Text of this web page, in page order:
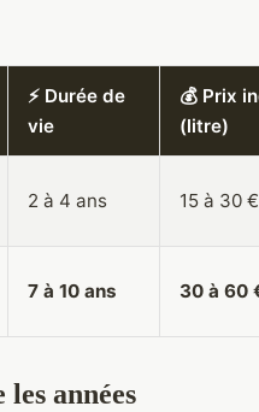
⚡ Durée de
vie
💰 Prix
(litre)
2 à 4 ans 15 à 30 €
7 à 10 ans 30 à 60
années